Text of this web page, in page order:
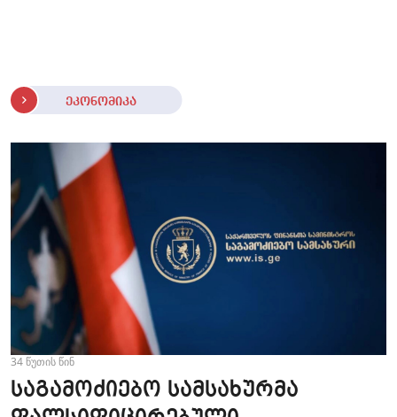
ეკონომიკა
34 წუთის წინ
საგამოძიებო სამსახურმა